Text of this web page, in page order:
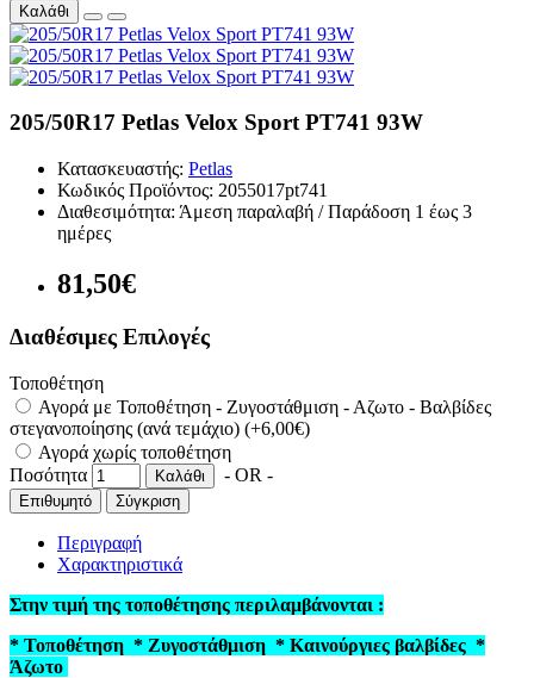
Καλάθι
205/50R17 Petlas Velox Sport PT741 93W
Κατασκευαστής: Petlas
Κωδικός Προϊόντος: 2055017pt741
Διαθεσιμότητα: Άμεση παραλαβή / Παράδoση 1 έως 3
ημέρες
81,50€
Διαθέσιμες Επιλογές
Τοποθέτηση
Αγορά με Τοποθέτηση - Ζυγοστάθμιση - Αζωτο - Βαλβίδες
στεγανοποίησης (ανά τεμάχιο) (+6,00€)
Αγορά χωρίς τοποθέτηση
Ποσότητα
Καλάθι - OR -
Επιθυμητό Σύγκριση
Περιγραφή
Χαρακτηριστικά
Στην τιμή της τοποθέτησης περιλαμβάνονται :
* Τοποθέτηση * Ζυγοστάθμιση * Kαινούργιες βαλβίδες *
Άζωτο